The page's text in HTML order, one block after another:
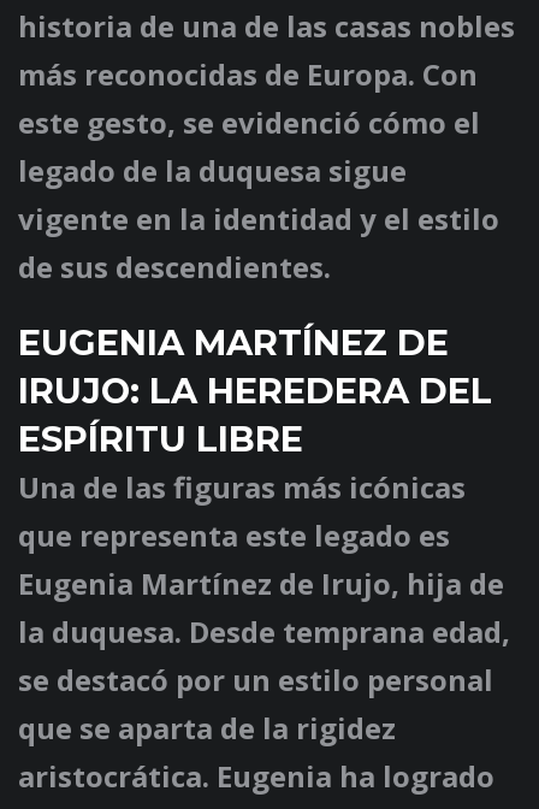
historia de una de las casas nobles
más reconocidas de Europa. Con
este gesto, se evidenció cómo el
legado de la duquesa sigue
vigente en la identidad y el estilo
de sus descendientes.
EUGENIA MARTÍNEZ DE
IRUJO: LA HEREDERA DEL
ESPÍRITU LIBRE
Una de las figuras más icónicas
que representa este legado es
Eugenia Martínez de Irujo, hija de
la duquesa. Desde temprana edad,
se destacó por un estilo personal
que se aparta de la rigidez
aristocrática. Eugenia ha logrado